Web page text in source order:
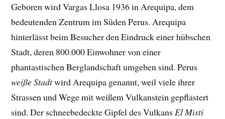
Geboren wird Vargas Llosa 1936 in Arequipa, dem
bedeutenden Zentrum im Süden Perus. Arequipa
hinterlässt beim Besucher den Eindruck einer hübschen
Stadt, deren 800.000 Einwohner von einer
phantastischen Berglandschaft umgeben sind. Perus
weiße Stadtwird Arequipa genannt, weil viele ihrer
Strassen und Wege mit weißem Vulkanstein gepflastert
sind. Der schneebedeckte Gipfel des VulkansEl Misti